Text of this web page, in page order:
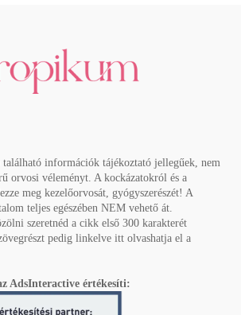
információk tájékoztató jellegűek, nem
orvosi véleményt. A kockázatokról és a
meg kezelőorvosát, gyógyszerészét! A
teljes egészében NEM vehető át.
szeretnéd a cikk első 300 karakterét
pedig linkelve itt olvashatja el a
AdsInteractive értékesíti: